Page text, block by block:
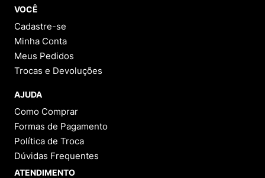
VOCÊ
Cadastre-se
Minha Conta
Meus Pedidos
Trocas e Devoluções
AJUDA
Como Comprar
Formas de Pagamento
Política de Troca
Dúvidas Frequentes
ATENDIMENTO